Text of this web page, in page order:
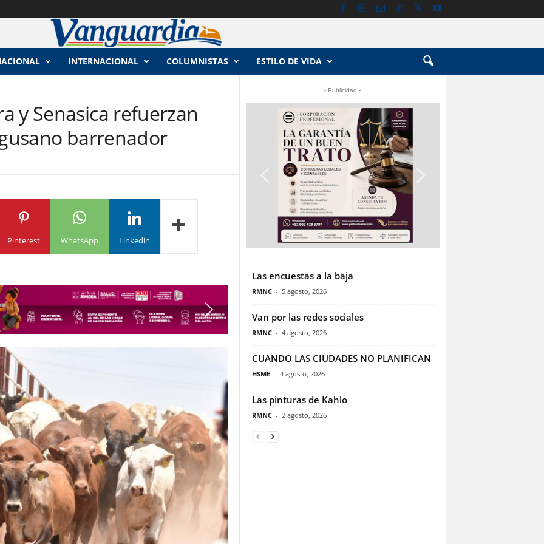
INTERNACIONAL COLUMNISTAS ESTILO DE VIDA
y Senasica refuerzan
barrenador
Pinterest WhatsApp Linkedin
- Publicidad -
Las encuestas a la baja
RMNC - 5 agosto, 2026
Van por las redes sociales
RMNC - 4 agosto, 2026
CUANDO LAS CIUDADES NO PLANIFICAN
HSME - 4 agosto, 2026
Las pinturas de Kahlo
RMNC - 2 agosto, 2026